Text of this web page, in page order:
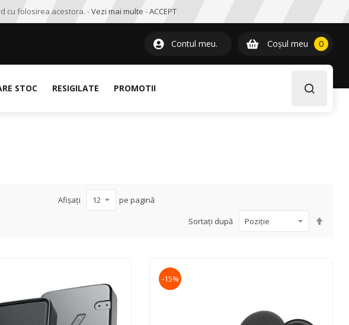
cu folosirea acestora. -Vezi mai multe -ACCEPT
Contul meu. Coșul meu 00item
STOC RESIGILATE PROMOTII
Afișați
pe pagină
Sortați după
-15%